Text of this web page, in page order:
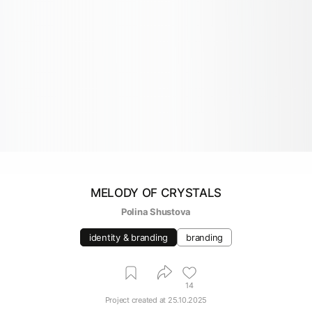
MELODY OF CRYSTALS
Polina Shustova
identity & branding branding
14
Project created at 25.10.2025